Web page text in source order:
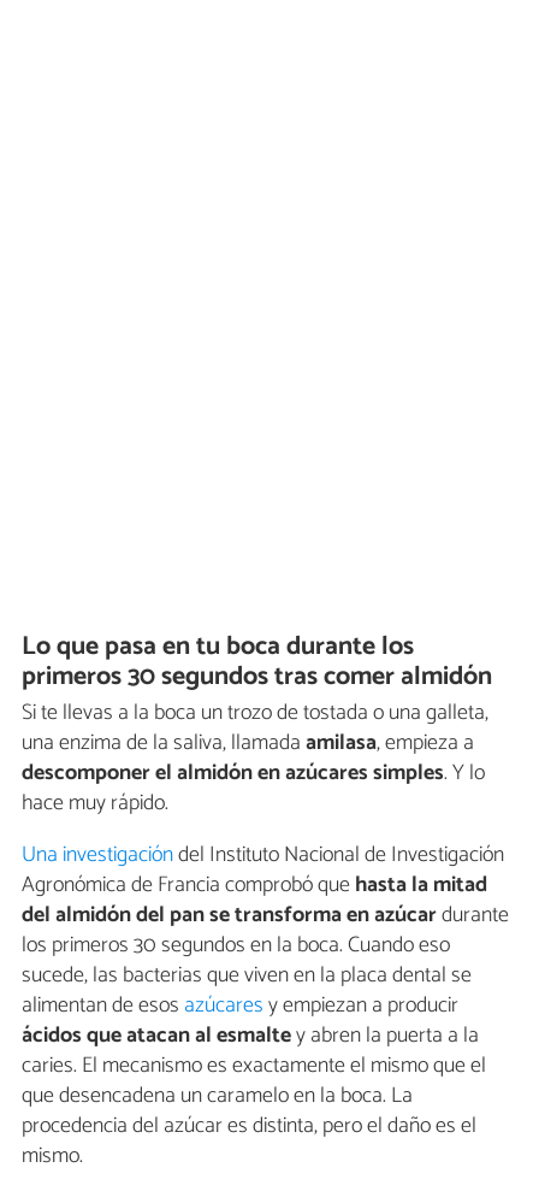
Lo que pasa en tu boca durante los
primeros 30 segundos tras comer almidón
Si te llevas a la boca un trozo de tostada o una galleta,
una enzima de la saliva, llamadaamilasa, empieza a
descomponer el almidón en azúcares simples. Y lo
hace muy rápido.
Una investigacióndel Instituto Nacional de Investigación
Agronómica de Francia comprobó quehasta la mitad
del almidón del pan se transforma en azúcardurante
los primeros 30 segundos en la boca. Cuando eso
sucede, las bacterias que viven en la placa dental se
alimentan de esos azúcaresy empiezan a producir
ácidos que atacan al esmaltey abren la puerta a la
caries. El mecanismo es exactamente el mismo que el
que desencadena un caramelo en la boca. La
procedencia del azúcar es distinta, pero el daño es el
mismo.